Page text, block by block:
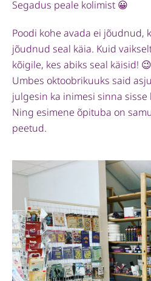
Segadus peale kolimist 😀
Poodi kohe avada ei jõudnud,
jõudnud seal käia. Kuid
kõigile, kes abiks seal käisid! 😉
Umbes oktoobrikuuks said
julgesin ka inimesi sinna sisse
Ning esimene õpituba on
peetud.